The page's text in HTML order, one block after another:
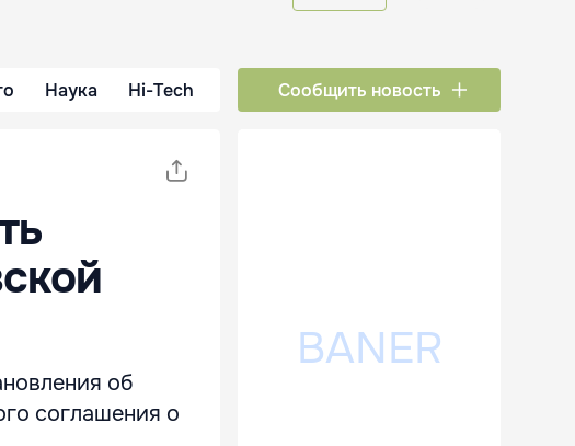
Наука Hi-Tech Сообщить новость
об
соглашения о